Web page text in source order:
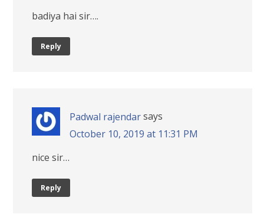
badiya hai sir….
Reply
Padwal rajendarsays
October 10, 2019 at 11:31 PM
nice sir…
Reply